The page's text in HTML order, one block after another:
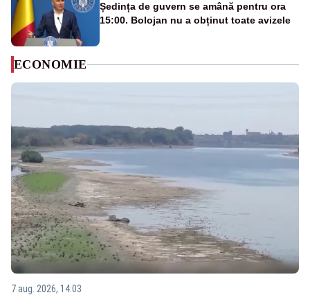
Ședința de guvern se amână pentru ora
15:00. Bolojan nu a obținut toate avizele
ECONOMIE
7 aug. 2026, 14:03